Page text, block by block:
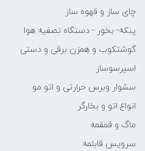
چای ساز و قهوه ساز
پنکه- بخور - دستگاه تصفیه هوا
گوشتکوب و همزن برقی و دستی
اسپرسوساز
سشوار وبرس حرارتی و اتو مو
انواع اتو و بخارگر
ماگ و قمقمه
سرویس قابلمه